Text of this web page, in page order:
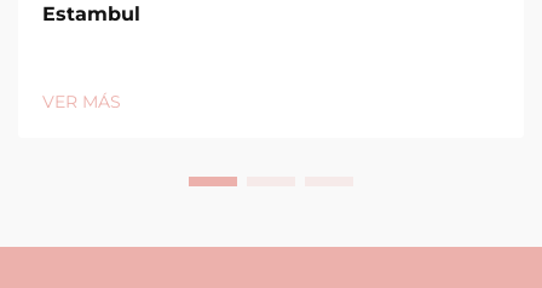
Estambul
VER MÁS